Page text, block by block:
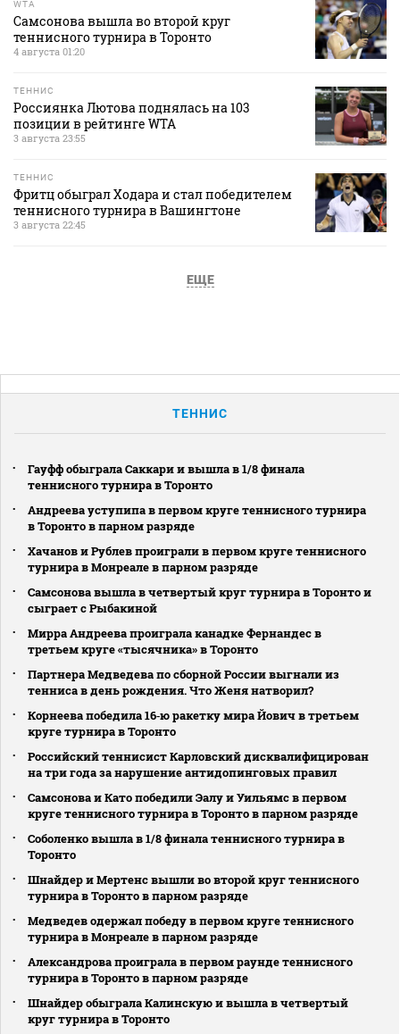
WTA
Самсонова вышла во второй круг
теннисного турнира в Торонто
4 августа 01:20
ТЕННИС
Россиянка Лютова поднялась на 103
позиции в рейтинге WTA
3 августа 23:55
ТЕННИС
Фритц обыграл Ходара и стал победителем
теннисного турнира в Вашингтоне
3 августа 22:45
ЕЩЕ
ТЕННИС
Гауфф обыграла Саккари и вышла в 1/8 финала
теннисного турнира в Торонто
Андреева уступипа в первом круге теннисного турнира
в Торонто в парном разряде
Хачанов и Рублев проиграли в первом круге теннисного
турнира в Монреале в парном разряде
Самсонова вышла в четвертый круг турнира в Торонто и
сыграет с Рыбакиной
Мирра Андреева проиграла канадке Фернандес в
третьем круге «тысячника» в Торонто
Партнера Медведева по сборной России выгнали из
тенниса в день рождения. Что Женя натворил?
Корнеева победила 16‑ю ракетку мира Йович в третьем
круге турнира в Торонто
Российский теннисист Карловский дисквалифицирован
на три года за нарушение антидопинговых правил
Самсонова и Като победили Эалу и Уильямс в первом
круге теннисного турнира в Торонто в парном разряде
Соболенко вышла в 1/8 финала теннисного турнира в
Торонто
Шнайдер и Мертенс вышли во второй круг теннисного
турнира в Торонто в парном разряде
Медведев одержал победу в первом круге теннисного
турнира в Монреале в парном разряде
Александрова проиграла в первом раунде теннисного
турнира в Торонто в парном разряде
Шнайдер обыграла Калинскую и вышла в четвертый
круг турнира в Торонто